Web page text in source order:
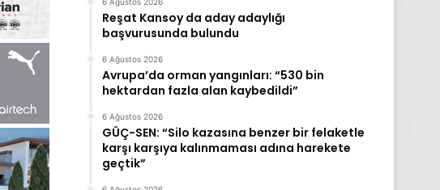
Reşat Kansoy da aday adaylığı
başvurusunda bulundu
6 Ağustos 2026
Avrupa’da orman yangınları: “530 bin
hektardan fazla alan kaybedildi”
6 Ağustos 2026
GÜÇ-SEN: “Silo kazasına benzer bir felaketle
karşı karşıya kalınmaması adına harekete
geçtik”